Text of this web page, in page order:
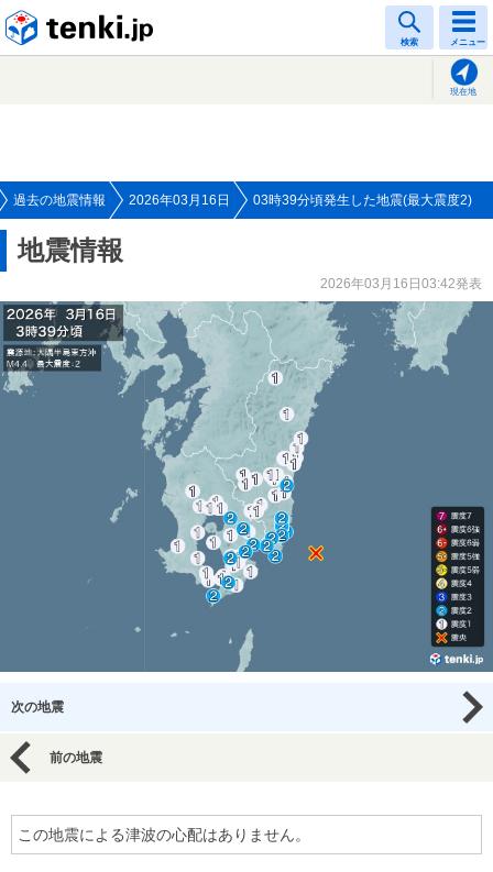
検索 メニュー
現在地
過去の地震情報 2026年03月16日 03時39分頃発生した地震(最大震度2)
地震情報
2026年03月16日03:42発表
次の地震
前の地震
この地震による津波の心配はありません。